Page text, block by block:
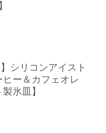
シリコンアイスト
ー＆カフェオレ
氷皿】